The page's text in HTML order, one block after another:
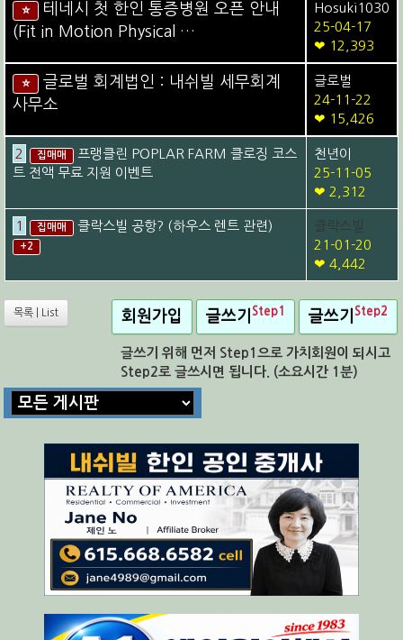
⭐
테네시 첫 한인 통증병원 오픈 안내
(Fit in Motion Physical …
Hosuki1030
25-04-17
❤ 12,393
⭐
글로벌 회계법인 : 내쉬빌 세무회계
사무소
글로벌
24-11-22
❤ 15,426
2 집매매
프랭클린 POPLAR FARM 클로징 코스
트 전액 무료 지원 이벤트
천년이
25-11-05
❤ 2,312
1 집매매 클락스빌 공항? (하우스 렌트 관련)
+2
클락스빌
21-01-20
❤ 4,442
목록 | List 회원가입 글쓰기 Step1 글쓰기 Step2
글쓰기 위해 먼저 Step1으로 가치회원이 되시고
Step2로 글쓰시면 됩니다. (소요시간 1분)